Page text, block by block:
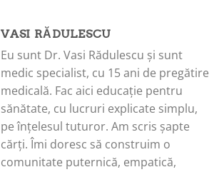
VASI RĂDULESCU
Eu sunt Dr. Vasi Rădulescu și sunt
medic specialist, cu 15 ani de pregătire
medicală. Fac aici educație pentru
sănătate, cu lucruri explicate simplu,
pe înțelesul tuturor. Am scris șapte
cărți. Îmi doresc să construim o
comunitate puternică, empatică,